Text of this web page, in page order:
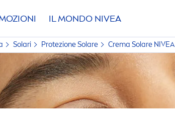
IL MONDO NIVEA
Solari Protezione Solare Crema Solare NIVEA
FILTRI
NESSUN INGREDIENTE